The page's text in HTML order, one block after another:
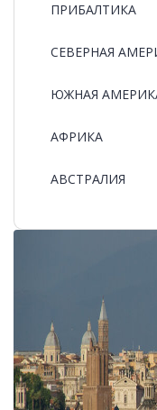
ПРИБАЛТИКА
СЕВЕРНАЯ
ЮЖНАЯ
АФРИКА
АВСТРАЛИЯ